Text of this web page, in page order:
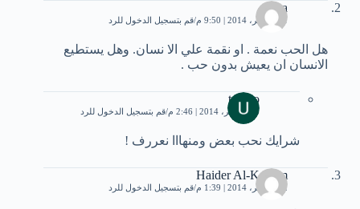
sara
21 نوفمبر، 2014 | 9:50 م قم بتسجيل الدخول للرد
هل الحب نعمة . او نقمة علي الا نسان. وهل يستطيع
الانسان ان يعيش بدون حب .
temoo
26 نوفمبر، 2014 | 2:46 م قم بتسجيل الدخول للرد
شرايك نحب بعض ومنهااا نعررف !
Haider Al-Kadom
22 نوفمبر، 2014 | 1:39 م قم بتسجيل الدخول للرد